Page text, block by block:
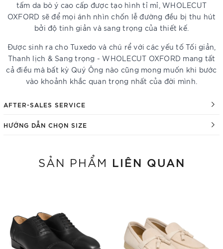
tấm da bò ý cao cấp được tạo hình tỉ mỉ, WHOLECUT
OXFORD sẽ để mọi ánh nhìn chốn lễ đường đều bị thu hút
bởi độ tinh giản và sang trọng của thiết kế.
Được sinh ra cho Tuxedo và chú rể với các yếu tố Tối giản,
Thanh lịch & Sang trọng - WHOLECUT OXFORD mang tất
cả điều mà bất kỳ Quý Ông nào cũng mong muốn khi bước
vào khoảnh khắc quan trọng nhất của đời mình.
AFTER-SALES SERVICE
HƯỚNG DẪN CHỌN SIZE
SẢN PHẨM LIÊN QUAN